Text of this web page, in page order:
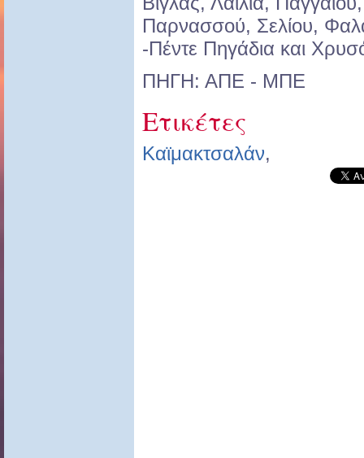
Παρνασσού, Σελίου,
-Πέντε Πηγάδια και
ΠΗΓΗ: ΑΠΕ - ΜΠΕ
Ετικέτες
Καϊμακτσαλάν,